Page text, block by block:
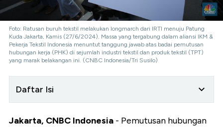
Foto: Ratusan buruh tekstil melakukan longmarch dari IRTI menuju Patung
Kuda Jakarta, Kamis (27/6/2024). Massa yang tergabung dalam aliansi IKM &
Pekerja Tekstil Indonesia menuntut tanggung jawab atas badai pemutusan
hubungan kerja (PHK) di sejumlah industri tekstil dan produk tekstil (TPT)
yang marak belakangan ini. (CNBC Indonesia/Tri Susilo)
Daftar Isi
Jakarta, CNBC Indonesia - Pemutusan hubungan